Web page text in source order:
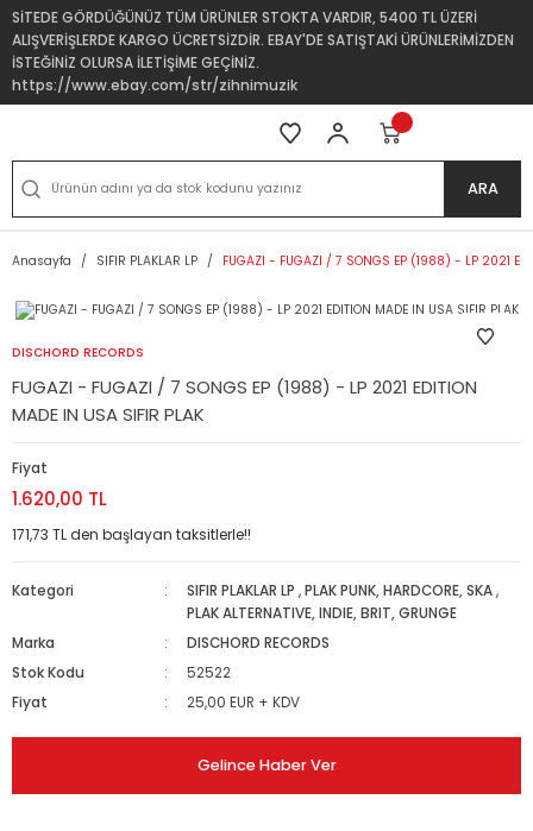
SİTEDE GÖRDÜĞÜNÜZ TÜM ÜRÜNLER STOKTA VARDIR, 5400 TL ÜZERİ
ALIŞVERİŞLERDE KARGO ÜCRETSİZDİR. EBAY'DE SATIŞTAKİ ÜRÜNLERİMİZDEN
İSTEĞİNİZ OLURSA İLETİŞİME GEÇİNİZ.
https://www.ebay.com/str/zihnimuzik
ARA
Anasayfa SIFIR PLAKLAR LP FUGAZI - FUGAZI / 7 SONGS EP (1988) - LP 2021
DISCHORD RECORDS
FUGAZI - FUGAZI / 7 SONGS EP (1988) - LP 2021 EDITION
MADE IN USA SIFIR PLAK
Fiyat
1.620,00 TL
171,73 TL den başlayan taksitlerle!!
Kategori SIFIR PLAKLAR LP ,PLAK PUNK, HARDCORE, SKA ,
PLAK ALTERNATIVE, INDIE, BRIT, GRUNGE
Marka
DISCHORD RECORDS
Stok Kodu
52522
Fiyat
25,00 EUR + KDV
Gelince Haber Ver